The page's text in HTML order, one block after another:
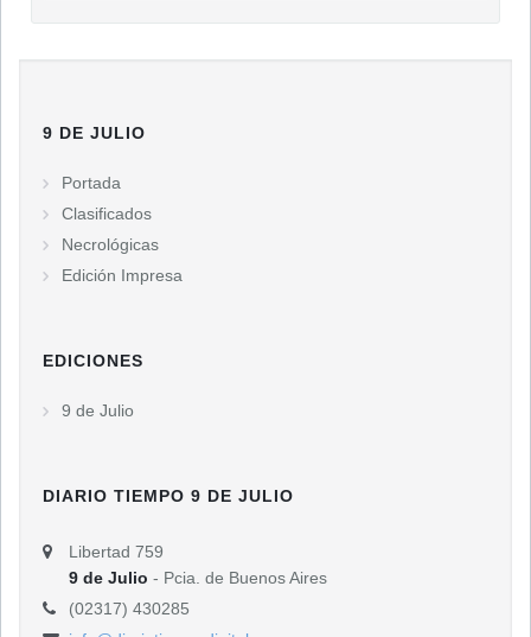
9 DE JULIO
Portada
Clasificados
Necrológicas
Edición Impresa
EDICIONES
9 de Julio
DIARIO TIEMPO 9 DE JULIO
Libertad 759
9 de Julio - Pcia. de Buenos Aires
(02317) 430285